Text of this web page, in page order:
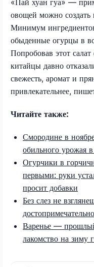
овощей можно создать
Минимум
обыденные огурцы в
Попробовав этот
китайцы давно
свежесть, аромат и
привлекательнее,
Читайте также:
Смородине в
обильного урожая
Огурчики в
первыми: руки
просит добавки
Без слез не
Варенье —
лакомство на зиму